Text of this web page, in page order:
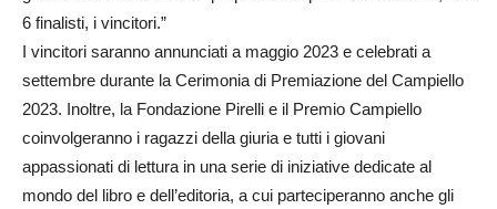
6 finalisti, i vincitori.”
I vincitori saranno annunciati a maggio 2023 e celebrati a
settembre durante la Cerimonia di Premiazione del Campiello
2023. Inoltre, la Fondazione Pirelli e il Premio Campiello
coinvolgeranno i ragazzi della giuria e tutti i giovani
appassionati di lettura in una serie di iniziative dedicate al
mondo del libro e dell’editoria, a cui parteciperanno anche gli